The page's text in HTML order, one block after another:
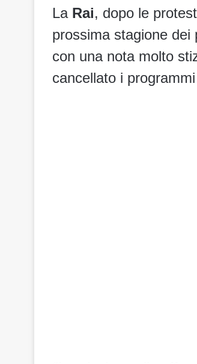
La Rai, dopo le
prossima stagione dei
con una nota molto
cancellato i